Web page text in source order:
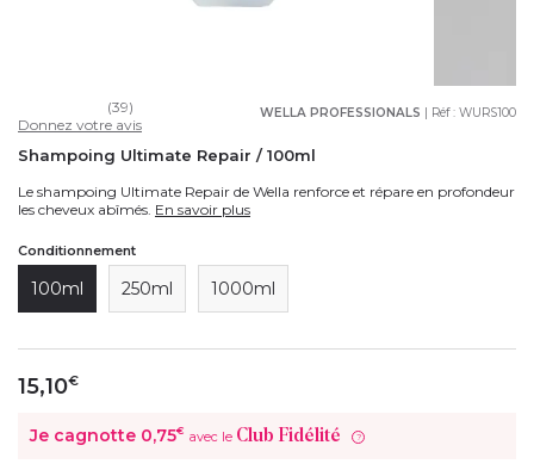
WELLA PROFESSIONALS | Réf : WURS100
(39)
Donnez votre avis
Shampoing Ultimate Repair / 100ml
Le shampoing Ultimate Repair de Wella renforce et répare en profondeur
les cheveux abîmés. En savoir plus
Conditionnement
100ml 250ml 1000ml
15,10€
Je cagnotte 0,75€ avec le Club Fidélité ?